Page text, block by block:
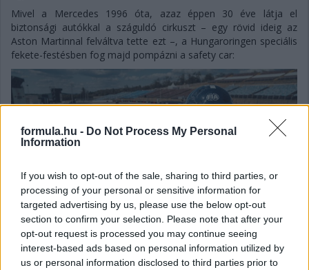
formula.hu - Do Not Process My Personal
Information
If you wish to opt-out of the sale, sharing to third parties, or
processing of your personal or sensitive information for
targeted advertising by us, please use the below opt-out
section to confirm your selection. Please note that after your
opt-out request is processed you may continue seeing
interest-based ads based on personal information utilized by
us or personal information disclosed to third parties prior to
Mivel a Mercedes 1996 óta, azaz éppen 30 éve látja el
biztonsági autókkal a száguldó cirkuszt – egy rövid ideig az
Aston Martinnal felváltva tette ezt –, a Hungaroringen speciális
fekete-festésben fog majd pompázni a safety car: